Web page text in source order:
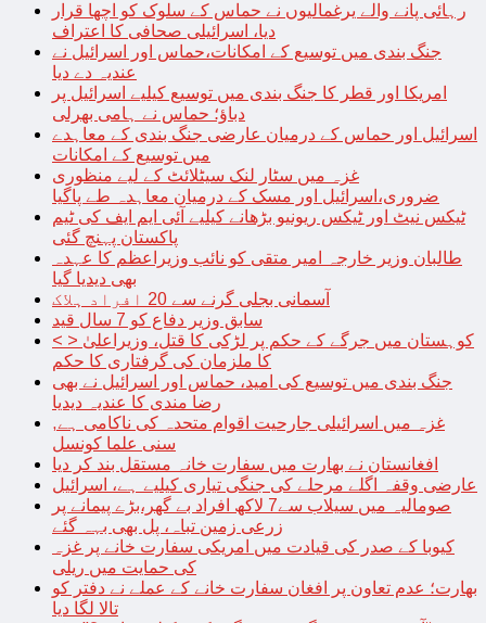
رہائی پانے والے یرغمالیوں نے حماس کے سلوک کو اچھا قرار
دیا، اسرائیلی صحافی کا اعتراف
جنگ بندی میں توسیع کے امکانات،حماس اور اسرائیل نے
عندیہ دے دیا
امریکا اور قطر کا جنگ بندی میں توسیع کیلیے اسرائیل پر
دباؤ؛ حماس نے ہامی بھرلی
اسرائیل اور حماس کے درمیان عارضی جنگ بندی کے معاہدے
میں توسیع کے امکانات
غزہ میں سٹار لنک سیٹلائٹ کے لیے منظوری
ضروری،اسرائیل اور مسک کے درمیان معاہدہ طے پاگیا
ٹیکس نیٹ اور ٹیکس ریونیو بڑھانے کیلیے آئی ایم ایف کی ٹیم
پاکستان پہنچ گئی
طالبان وزیر خارجہ امیر متقی کو نائب وزیراعظم کا عہدہ
بھی دیدیا گیا
آسمانی بجلی گرنے سے 20 افراد ہلاک
سابق وزیر دفاع کو 7 سال قید
< > کوہستان میں جرگے کے حکم پر لڑکی کا قتل، وزیراعلیٰ
کا ملزمان کی گرفتاری کا حکم
جنگ بندی میں توسیع کی امید، حماس اور اسرائیل نے بھی
رضا مندی کا عندیہ دیدیا
غزہ میں اسرائیلی جارحیت اقوام متحدہ کی ناکامی ہے,
سنی علما کونسل
افغانستان نے بھارت میں سفارت خانہ مستقل بند کر دیا
عارضی وقفہ اگلے مرحلے کی جنگی تیاری کیلیے ہے، اسرائیل
صومالیہ میں سیلاب سے7 لاکھ افراد بے گھر،بڑے پیمانے پر
زرعی زمین تباہ، پل بھی بہہ گئے
کیوبا کے صدر کی قیادت میں امریکی سفارت خانے پر غزہ
کی حمایت میں ریلی
بھارت؛ عدم تعاون پر افغان سفارت خانے کے عملے نے دفتر کو
تالا لگا دیا